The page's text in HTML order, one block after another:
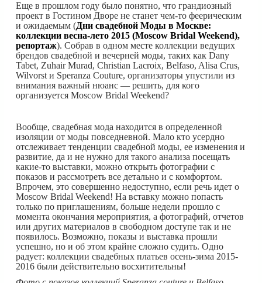
Еще в прошлом году было понятно, что грандиозный
проект в Гостином Дворе не станет чем-то феерическим
и ожидаемым (Дни свадебной Моды в Москве:
коллекции весна-лето 2015 (Moscow Bridal Weekend),
репортаж). Собрав в одном месте коллекции ведущих
брендов свадебной и вечерней моды, таких как Dany
Tabet, Zuhair Murad, Christian Lacroix, Belfaso, Alisa Crus,
Wilvorst и Speranza Couture, организаторы упустили из
внимания важный нюанс — решить, для кого
организуется Moscow Bridal Weekend?
Вообще, свадебная мода находится в определенной
изоляции от моды повседневной. Мало кто усердно
отслеживает тенденции свадебной моды, ее изменения и
развитие, да и не нужно для такого анализа посещать
какие-то выставки, можно открыть фотографии с
показов и рассмотреть все детально и с комфортом.
Впрочем, это совершенно недоступно, если речь идет о
Moscow Bridal Weekend! На вставку можно попасть
только по приглашениям, больше недели прошло с
момента окончания мероприятия, а фотографий, отчетов
или других материалов в свободном доступе так и не
появилось. Возможно, показы и выставка прошли
успешно, но и об этом крайне сложно судить. Одно
радует: коллекции свадебных платьев осень-зима 2015-
2016 были действительно восхитительны!